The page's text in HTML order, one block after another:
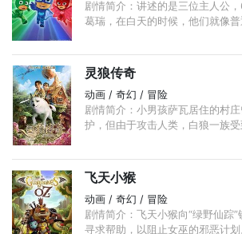
剧情简介：讲述的是三位主人公
葛瑞，在白天的时候，他们就像
灵狼传奇
动画 / 奇幻 / 冒险
剧情简介：小男孩萨瓦居住的村
护，但由于攻击人类，白狼一族
飞天小猴
动画 / 奇幻 / 冒险
剧情简介：飞天小猴向“绿野仙踪
寻求帮助，以阻止女巫的邪恶计划